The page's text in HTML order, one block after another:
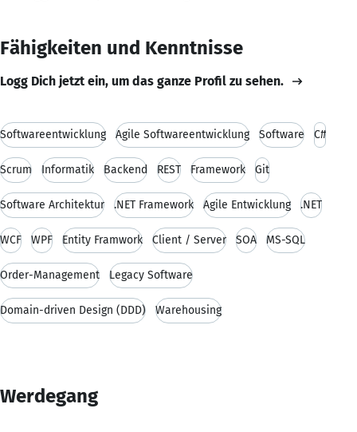
Fähigkeiten und Kenntnisse
Logg Dich jetzt ein, um das ganze Profil zu sehen.
Softwareentwicklung Agile Softwareentwicklung Software C#
Scrum Informatik Backend REST Framework Git
Software Architektur .NET Framework Agile Entwicklung .NET
WCF WPF Entity Framwork Client / Server SOA MS-SQL
Order-Management Legacy Software
Domain-driven Design (DDD) Warehousing
Werdegang